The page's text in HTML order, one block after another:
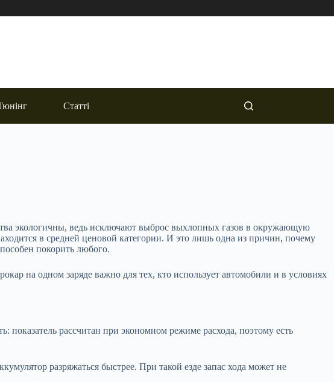
Статті
экологичны, ведь исключают выброс выхлопных газов в окружающую
в средней ценовой категории. И это лишь одна из причин, почему
покорить любого.
на одном заряде важно для тех, кто использует автомобили и в условиях
показатель рассчитан при экономном режиме расхода, поэтому есть
разряжаться быстрее. При такой езде запас хода может не